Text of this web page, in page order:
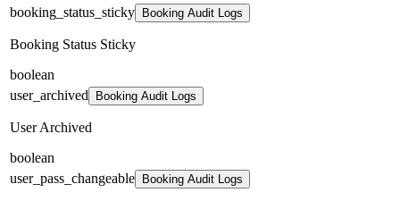
booking_status_sticky
Booking Audit Logs
Booking Status Sticky
boolean
user_archived
Booking Audit Logs
User Archived
boolean
user_pass_changeable
Booking Audit Logs